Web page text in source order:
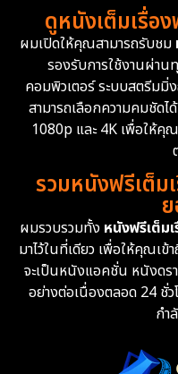
Dystopian
Emotional
Epic มหากาพย์
Family ครอบครัว
Fantasy จินตนาการ
Fiction
ดูหนังเต็มเรื่อ
ผมเปิดให้คุณสามารถรับชม
รองรับการใช้งานผ่าน
คอมพิวเตอร์ ระบบสตรีมมิ่
สามารถเลือกความคมชัด
1080p และ 4K เพื่อให้คุ
รวมหนังฟรีเต็ม
ผมรวบรวมทั้ง หนังฟรีเต็ม
มาไว้ในที่เดียว เพื่อให้คุณเข้
จะเป็นหนังแอคชั่น หนังดร
อย่างต่อเนื่องตลอด 24 ชั่
กำ